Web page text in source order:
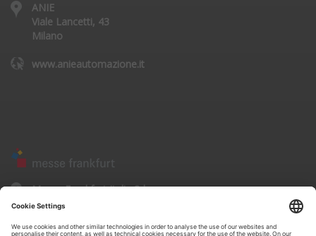
ANIE
Viale Lancetti, 43
Milano
www.anieautomazione.it
Messe Frankfurt Italia Srl
Corso Sempione, 68